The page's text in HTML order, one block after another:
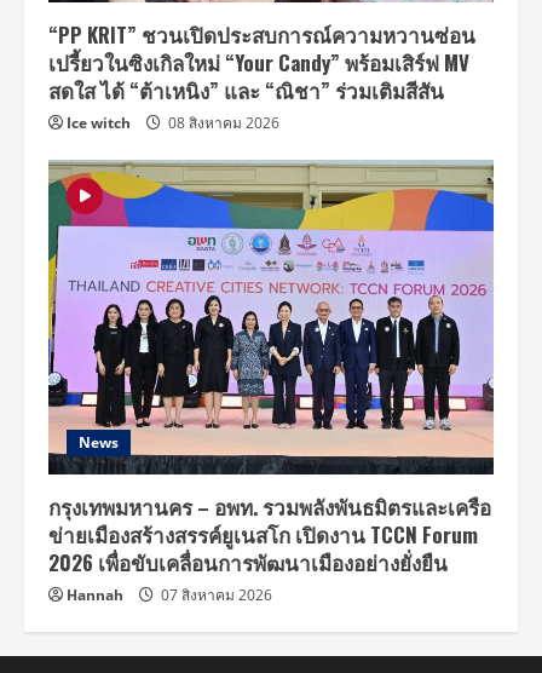
“PP KRIT” ชวนเปิดประสบการณ์ความหวานซ่อน
เปรี้ยวในซิงเกิลใหม่ “Your Candy” พร้อมเสิร์ฟ MV
สดใส ได้ “ต้าเหนิง” และ “ณิชา” ร่วมเติมสีสัน
Ice witch 08 สิงหาคม 2026
News
กรุงเทพมหานคร – อพท. รวมพลังพันธมิตรและเครือ
ข่ายเมืองสร้างสรรค์ยูเนสโก เปิดงาน TCCN Forum
2026 เพื่อขับเคลื่อนการพัฒนาเมืองอย่างยั่งยืน
Hannah 07 สิงหาคม 2026